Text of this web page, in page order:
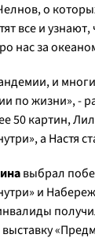
о
все и
нас за
и
по жизни»,-
50 картин,
а Настя
выбрал
и